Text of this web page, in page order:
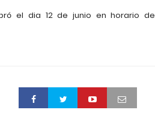
el dia 12 de junio en horario de